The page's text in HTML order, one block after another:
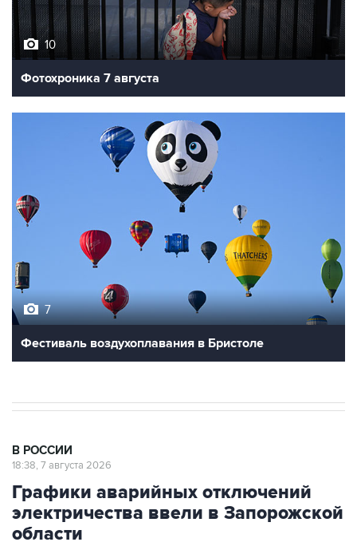
10
Фотохроника 7 августа
7
Фестиваль воздухоплавания в Бристоле
В РОССИИ
18:38, 7 августа 2026
Графики аварийных отключений
электричества ввели в Запорожской
области